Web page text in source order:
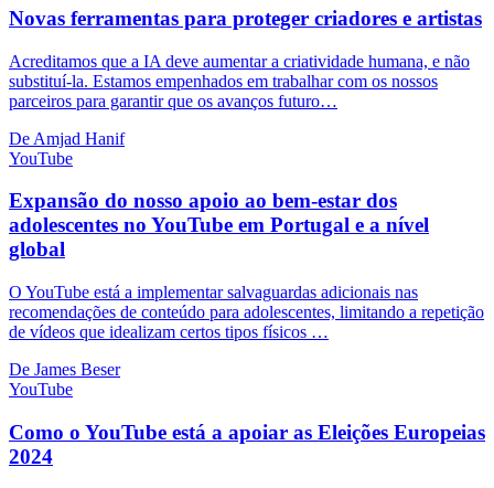
Novas ferramentas para proteger criadores e artistas
Acreditamos que a IA deve aumentar a criatividade humana, e não
substituí-la. Estamos empenhados em trabalhar com os nossos
parceiros para garantir que os avanços futuro…
De Amjad Hanif
YouTube
Expansão do nosso apoio ao bem-estar dos
adolescentes no YouTube em Portugal e a nível
global
O YouTube está a implementar salvaguardas adicionais nas
recomendações de conteúdo para adolescentes, limitando a repetição
de vídeos que idealizam certos tipos físicos …
De James Beser
YouTube
Como o YouTube está a apoiar as Eleições Europeias
2024